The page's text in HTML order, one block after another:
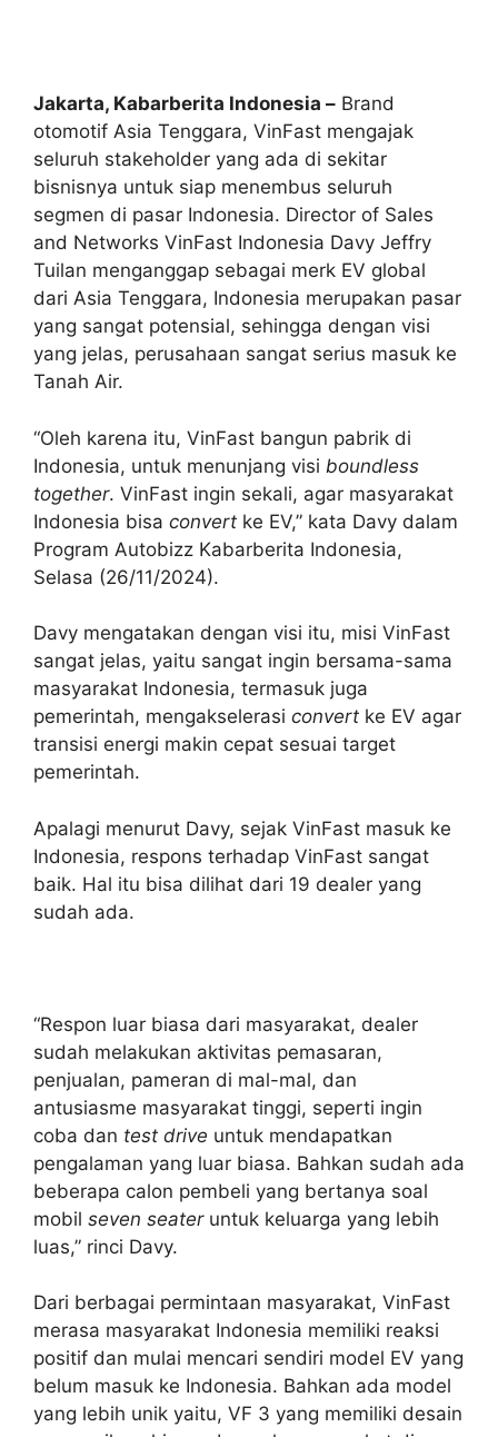
Jakarta, Kabarberita Indonesia – Brand
otomotif Asia Tenggara, VinFast mengajak
seluruh stakeholder yang ada di sekitar
bisnisnya untuk siap menembus seluruh
segmen di pasar Indonesia. Director of Sales
and Networks VinFast Indonesia Davy Jeffry
Tuilan menganggap sebagai merk EV global
dari Asia Tenggara, Indonesia merupakan pasar
yang sangat potensial, sehingga dengan visi
yang jelas, perusahaan sangat serius masuk ke
Tanah Air.
“Oleh karena itu, VinFast bangun pabrik di
Indonesia, untuk menunjang visi boundless
together. VinFast ingin sekali, agar masyarakat
Indonesia bisa convert ke EV,” kata Davy dalam
Program Autobizz Kabarberita Indonesia,
Selasa (26/11/2024).
Davy mengatakan dengan visi itu, misi VinFast
sangat jelas, yaitu sangat ingin bersama-sama
masyarakat Indonesia, termasuk juga
pemerintah, mengakselerasi convert ke EV agar
transisi energi makin cepat sesuai target
pemerintah.
Apalagi menurut Davy, sejak VinFast masuk ke
Indonesia, respons terhadap VinFast sangat
baik. Hal itu bisa dilihat dari 19 dealer yang
sudah ada.
“Respon luar biasa dari masyarakat, dealer
sudah melakukan aktivitas pemasaran,
penjualan, pameran di mal-mal, dan
antusiasme masyarakat tinggi, seperti ingin
coba dan test drive untuk mendapatkan
pengalaman yang luar biasa. Bahkan sudah ada
beberapa calon pembeli yang bertanya soal
mobil seven seateruntuk keluarga yang lebih
luas,” rinci Davy.
Dari berbagai permintaan masyarakat, VinFast
merasa masyarakat Indonesia memiliki reaksi
positif dan mulai mencari sendiri model EV yang
belum masuk ke Indonesia. Bahkan ada model
yang lebih unik yaitu, VF 3 yang memiliki desain